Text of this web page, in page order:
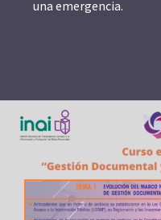
una emergencia.